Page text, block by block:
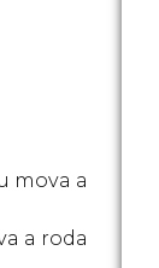
mova a
a roda